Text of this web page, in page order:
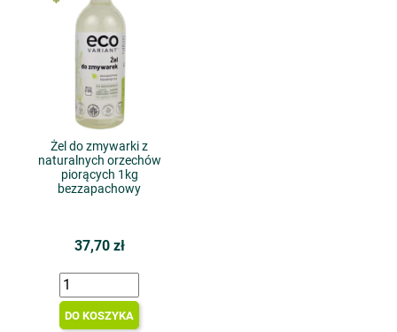
Żel do zmywarki z
naturalnych orzechów
piorących 1kg
bezzapachowy
37,70 zł
DO KOSZYKA